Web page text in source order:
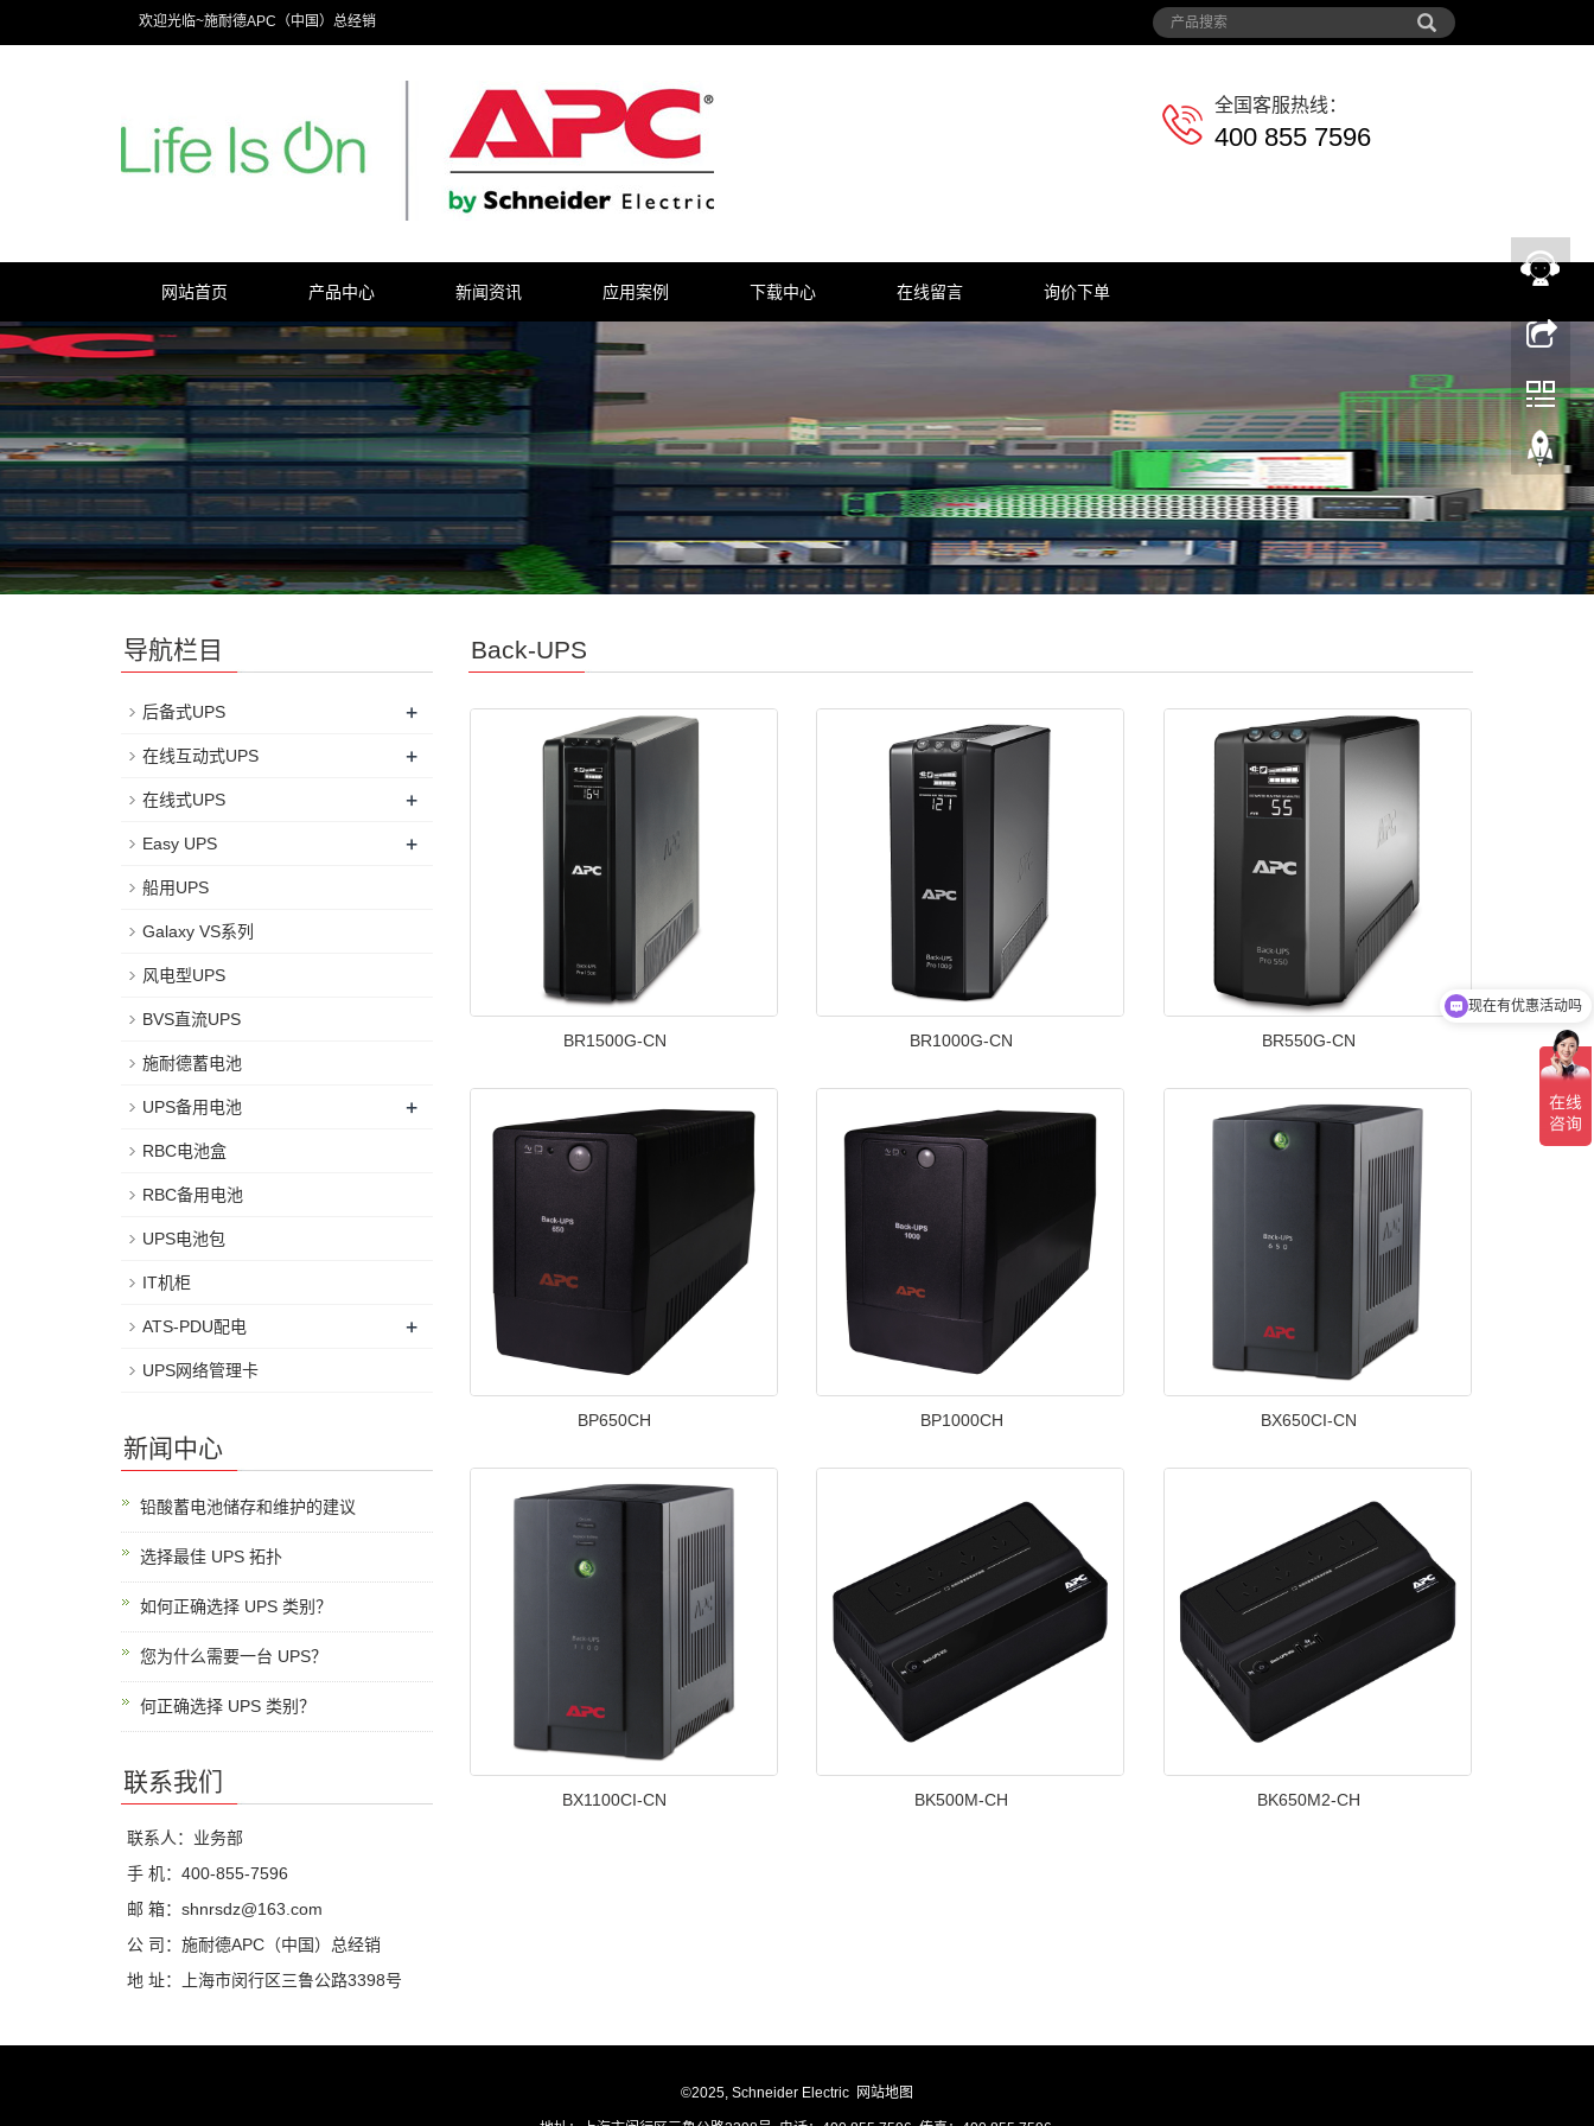
欢迎光临~施耐德APC（中国）总经销
全国客服热线：
400 855 7596
网站首页 产品中心 新闻资讯 应用案例 下载中心 在线留言 询价下单
Back-UPS
BR1500G-CN BR1000G-CN BR550G-CN
BP650CH BP1000CH BX650CI-CN
BX1100CI-CN BK500M-CH BK650M2-CH
导航栏目
后备式UPS +
在线互动式UPS +
在线式UPS +
Easy UPS +
船用UPS
Galaxy VS系列
风电型UPS
BVS直流UPS
施耐德蓄电池
UPS备用电池 +
RBC电池盒
RBC备用电池
UPS电池包
IT机柜
ATS-PDU配电 +
UPS网络管理卡
新闻中心
铅酸蓄电池储存和维护的建议
选择最佳 UPS 拓扑
如何正确选择 UPS 类别？
您为什么需要一台 UPS？
何正确选择 UPS 类别？
联系我们
联系人：业务部
手 机：400-855-7596
邮 箱：shnrsdz@163.com
公 司：施耐德APC（中国）总经销
地 址：上海市闵行区三鲁公路3398号
©2025, Schneider Electric 网站地图
现在有优惠活动吗